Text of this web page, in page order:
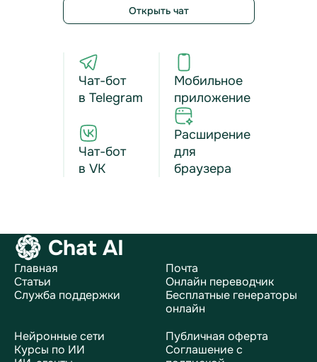
Открыть чат
Чат-бот
в Telegram
Чат-бот
в VK
Мобильное
приложение
Расширение
для
браузера
Chat AI
Главная
Статьи
Служба поддержки
Почта
Онлайн переводчик
Бесплатные генераторы
онлайн
Нейронные сети
Курсы по ИИ
Публичная оферта
Соглашение с